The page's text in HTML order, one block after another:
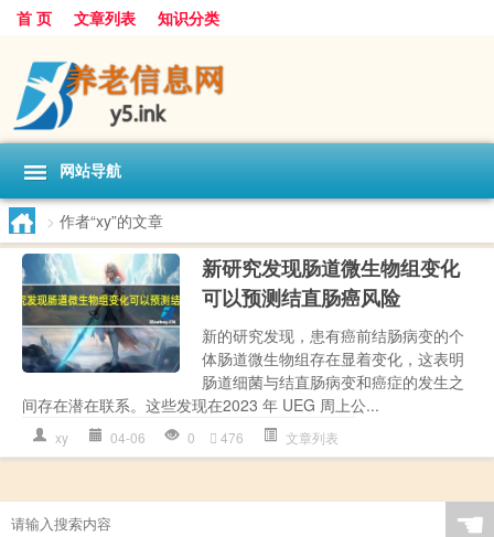
首 页 文章列表 知识分类
网站导航
> 作者“xy”的文章
新研究发现肠道微生物组变化
可以预测结直肠癌风险
新的研究发现，患有癌前结肠病变的个
体肠道微生物组存在显着变化，这表明
肠道细菌与结直肠病变和癌症的发生之
间存在潜在联系。这些发现在2023 年 UEG 周上公...
xy 04-06 0 476 文章列表
☚